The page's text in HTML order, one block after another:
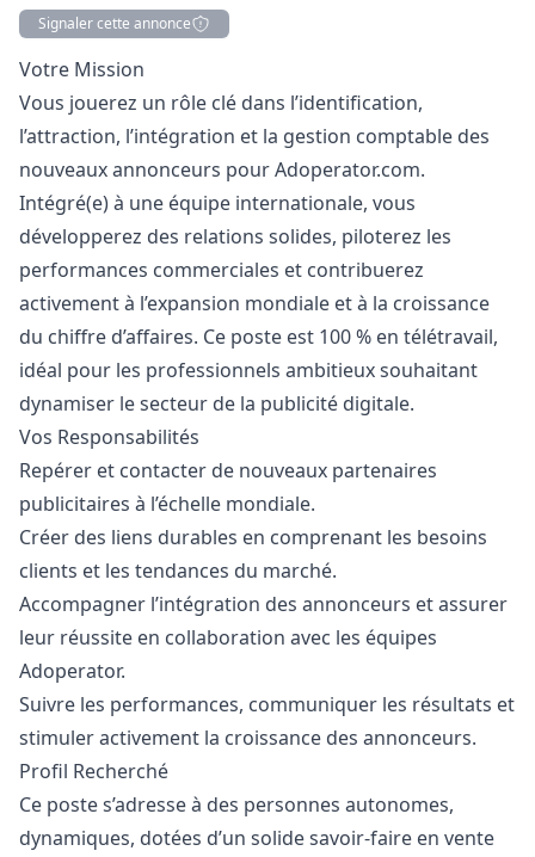
Signaler cette annonce
Description
Votre Mission
Vous jouerez un rôle clé dans l’identification,
l’attraction, l’intégration et la gestion comptable des
nouveaux annonceurs pour Adoperator.com.
Intégré(e) à une équipe internationale, vous
développerez des relations solides, piloterez les
performances commerciales et contribuerez
activement à l’expansion mondiale et à la croissance
du chiffre d’affaires. Ce poste est 100 % en télétravail,
idéal pour les professionnels ambitieux souhaitant
dynamiser le secteur de la publicité digitale.
Vos Responsabilités
Repérer et contacter de nouveaux partenaires
publicitaires à l’échelle mondiale.
Créer des liens durables en comprenant les besoins
clients et les tendances du marché.
Accompagner l’intégration des annonceurs et assurer
leur réussite en collaboration avec les équipes
Adoperator.
Suivre les performances, communiquer les résultats et
stimuler activement la croissance des annonceurs.
Profil Recherché
Ce poste s’adresse à des personnes autonomes,
dynamiques, dotées d’un solide savoir-faire en vente